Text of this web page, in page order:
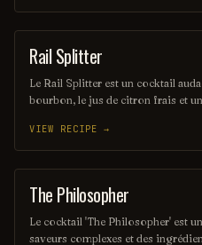
des notes fruitées et épicées,
classiques.
COCKTAIL
Rail Splitter
Le Rail Splitter est un cocktail
bourbon, le jus de citron frais et
évoquant les saveurs rustiques
amateurs de cocktails classiques
papilles.
VIEW RECIPE →
COCKTAIL
The Philosopher
Le cocktail 'The Philosopher' est
saveurs complexes et des